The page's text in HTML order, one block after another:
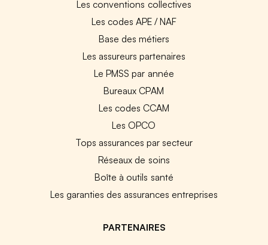
Les conventions collectives
Les codes APE / NAF
Base des métiers
Les assureurs partenaires
Le PMSS par année
Bureaux CPAM
Les codes CCAM
Les OPCO
Tops assurances par secteur
Réseaux de soins
Boîte à outils santé
Les garanties des assurances entreprises
PARTENAIRES